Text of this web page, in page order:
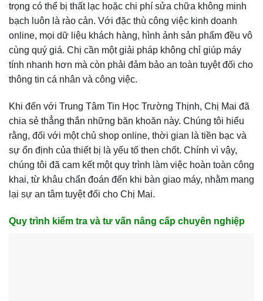
trọng có thể bị thất lạc hoặc chi phí sửa chữa không minh
bạch luôn là rào cản. Với đặc thù công việc kinh doanh
online, mọi dữ liệu khách hàng, hình ảnh sản phẩm đều vô
cùng quý giá. Chị cần một giải pháp không chỉ giúp máy
tính nhanh hơn mà còn phải đảm bảo an toàn tuyệt đối cho
thông tin cá nhân và công việc.
Khi đến với Trung Tâm Tin Học Trường Thịnh, Chị Mai đã
chia sẻ thẳng thắn những băn khoăn này. Chúng tôi hiểu
rằng, đối với một chủ shop online, thời gian là tiền bạc và
sự ổn định của thiết bị là yếu tố then chốt. Chính vì vậy,
chúng tôi đã cam kết một quy trình làm việc hoàn toàn công
khai, từ khâu chẩn đoán đến khi bàn giao máy, nhằm mang
lại sự an tâm tuyệt đối cho Chị Mai.
Quy trình kiểm tra và tư vấn nâng cấp chuyên nghiệp